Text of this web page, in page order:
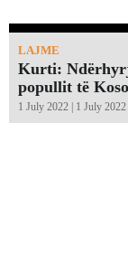
LAJME
Kurti:
popullit të
1 July 2022 | 1 July 2022